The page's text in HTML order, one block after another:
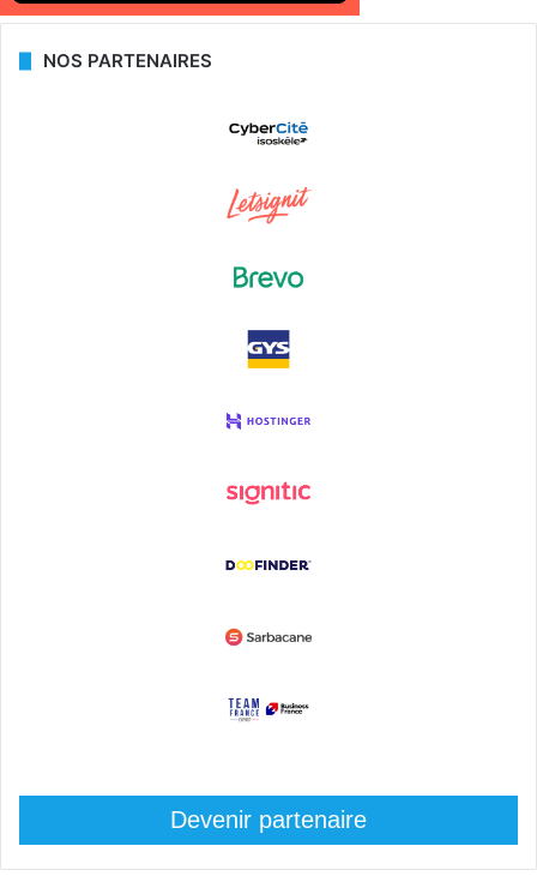
NOS PARTENAIRES
Devenir partenaire